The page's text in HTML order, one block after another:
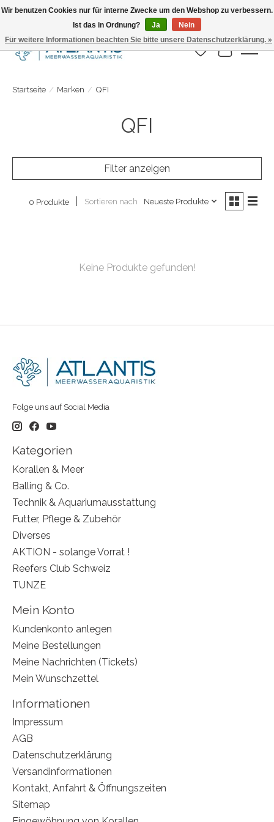
Täglicher Versand. Bestelle bis 15.00 Uhr
Wunschzettel
Ihr
Startseite / Marken / QFI
QFI
Filter anzeigen
0 Produkte Sortieren nach Neueste Produkte
Keine Produkte gefunden!
Folge uns auf Social Media
Kategorien
Korallen & Meer
Balling & Co.
Technik & Aquariumausstattung
Futter, Pflege & Zubehör
Diverses
AKTION - solange Vorrat !
Reefers Club Schweiz
TUNZE
Mein Konto
Kundenkonto anlegen
Meine Bestellungen
Meine Nachrichten (Tickets)
Mein Wunschzettel
Informationen
Impressum
AGB
Datenschutzerklärung
Versandinformationen
Kontakt, Anfahrt & Öffnungszeiten
Sitemap
Wir benutzen Cookies nur für interne Zwecke um den Webshop zu verbessern.
Ist das in Ordnung?
Ja
Nein
Für weitere Informationen beachten Sie bitte unsere Datenschutzerklärung. »